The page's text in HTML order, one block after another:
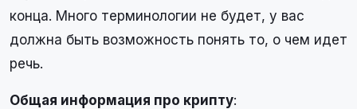
конца. Много терминологии не будет, у вас
должна быть возможность понять то, о чем идет
речь.
Общая информация про крипту: